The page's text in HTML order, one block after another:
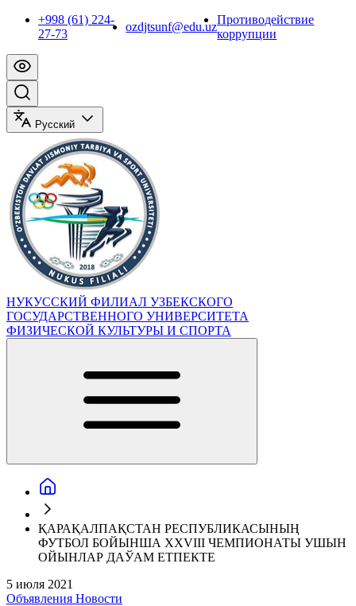
+998 (61) 224-
27-73
ozdjtsunf@edu.uz
Противодействие
коррупции
Русский
НУКУССКИЙ ФИЛИАЛ УЗБЕКСКОГО
ГОСУДАРСТВЕННОГО УНИВЕРСИТЕТА
ФИЗИЧЕСКОЙ КУЛЬТУРЫ И СПОРТА
ҚАРАҚАЛПАҚСТАН РЕСПУБЛИКАСЫНЫҢ
ФУТБОЛ БОЙЫНША ХХVIII ЧЕМПИОНАТЫ УШЫН
ОЙЫНЛАР ДАЎАМ ЕТПЕКТЕ
5 июля 2021
Объявления Новости